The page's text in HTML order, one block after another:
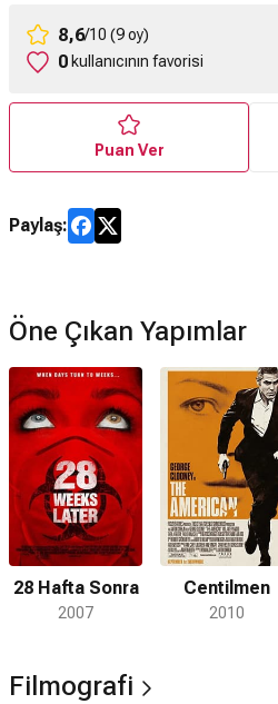
8,6/10 (9 oy)
0 kullanıcının favorisi
Puan Ver
Paylaş:
Öne Çıkan Yapımlar
28 Hafta Sonra
2007
Centilmen
2010
Filmografi